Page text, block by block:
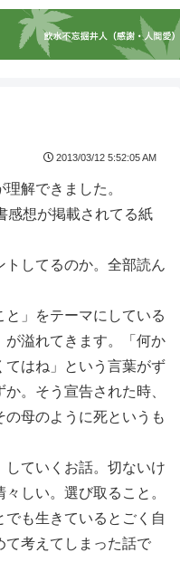
2013/03/12 5:52:05 AM
解できました。
感想が掲載されてる紙
トしてるのか。全部読ん
」をテーマにしている
が溢れてきます。「何か
てはね」という言葉がず
。そう宣告された時、
母のように死というも
していくお話。切ないけ
しい。選び取ること。
も生きているとごく自
て考えてしまった話で